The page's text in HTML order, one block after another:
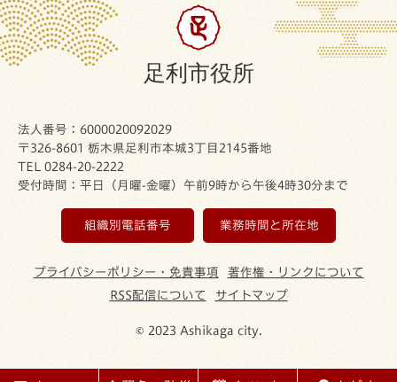
足利市役所
法人番号：6000020092029
〒326-8601 栃木県足利市本城3丁目2145番地
TEL 0284-20-2222
受付時間：平日（月曜-金曜）午前9時から午後4時30分まで
組織別電話番号 業務時間と所在地
プライバシーポリシー・免責事項
著作権・リンクについて
RSS配信について
サイトマップ
© 2023 Ashikaga city.